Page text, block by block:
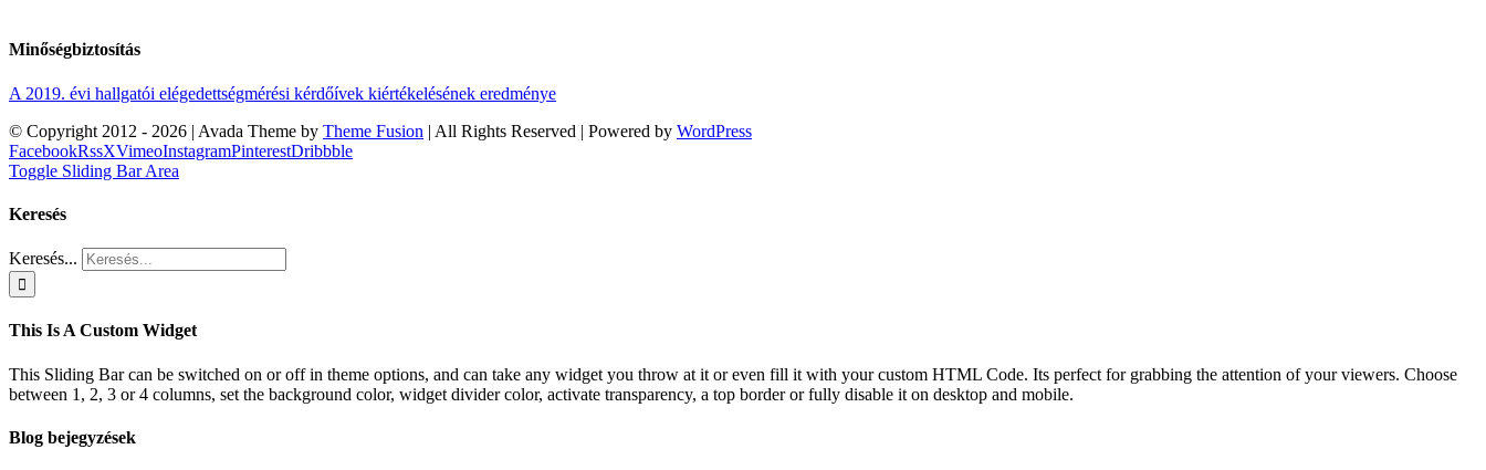
Minőségbiztosítás
A 2019. évi hallgatói elégedettségmérési kérdőívek kiértékelésének eredménye
© Copyright 2012 - 2026 | Avada Theme by Theme Fusion | All Rights Reserved | Powered by WordPress
FacebookRssXVimeoInstagramPinterestDribbble
Toggle Sliding Bar Area
Keresés
Keresés...
This Is A Custom Widget
This Sliding Bar can be switched on or off in theme options, and can take any widget you throw at it or even fill it with your custom HTML Code. Its perfect for grabbing the attention of your viewers. Choose
between 1, 2, 3 or 4 columns, set the background color, widget divider color, activate transparency, a top border or fully disable it on desktop and mobile.
Blog bejegyzések